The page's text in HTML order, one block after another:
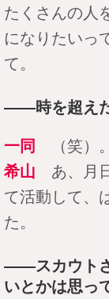
たくさんの人
になりたいっ
て。
――時を超えた
一同 （笑）。
希山 あ、月
て活動して、
た。
――スカウト
いとかは思っ